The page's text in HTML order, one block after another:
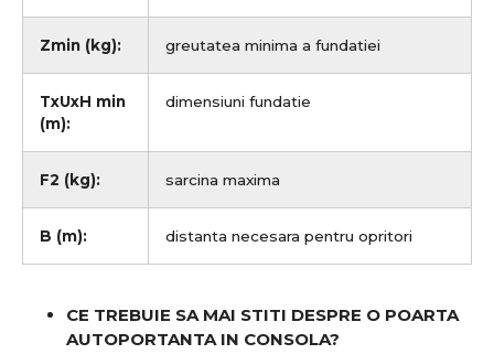
Zmin (kg): greutatea minima a fundatiei
TxUxH min
(m):
dimensiuni fundatie
F2 (kg): sarcina maxima
B (m): distanta necesara pentru opritori
CE TREBUIE SA MAI STITI DESPRE O POARTA
AUTOPORTANTA IN CONSOLA?